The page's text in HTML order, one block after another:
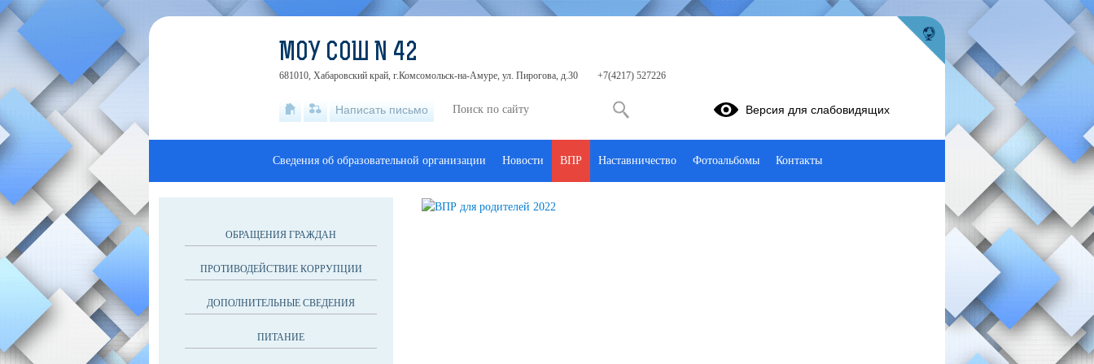
ОБРАЩЕНИЯ ГРАЖДАН
ПРОТИВОДЕЙСТВИЕ КОРРУПЦИИ
ДОПОЛНИТЕЛЬНЫЕ СВЕДЕНИЯ
ПИТАНИЕ
МОУ СОШ N 42
681010, Хабаровский край, г.Комсомольск-на-Амуре, ул. Пирогова, д.30 +7(4217) 527226
Написать письмо Версия для слабовидящих
Сведения об образовательной организации Новости ВПР Наставничество Фотоальбомы Контакты